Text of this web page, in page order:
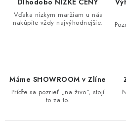
Dlhodobo NÍZKE CENY
Vďaka nízkym maržiam u nás
nakúpite vždy najvýhodnejšie.
Máme SHOWROOM v Zlíne
Príďte sa pozrieť „na živo“, stojí
to za to.